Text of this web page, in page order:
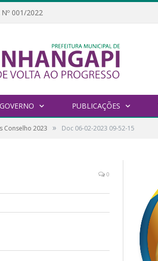
Nº 001/2022
PUBLICAÇÕES
Conselho 2023 » Doc 06-02-2023 09-52-15
0